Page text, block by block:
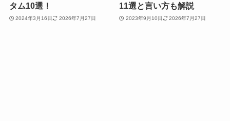
タム10選！
2024年3月16日 2026年7月27日
11選と言い方も解説
2023年9月10日 2026年7月27日